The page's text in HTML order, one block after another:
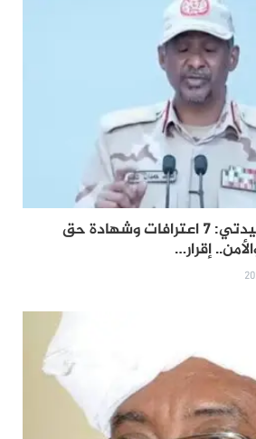
قراءة في خطاب حميدتي: 7 اعترافات وشهادة حق
إقرار…